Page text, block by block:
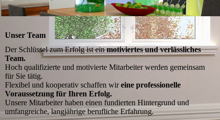
Unser Team
Der Schlüssel zum Erfolg ist einmotiviertes und verlässliches
Team.
Hoch qualifizierte und motivierte Mitarbeiter werden gemeinsam
für Sie tätig.
Flexibel und kooperativ schaffen wireine professionelle
Voraussetzung für Ihren Erfolg.
Unsere Mitarbeiter haben einen fundierten Hintergrund und
umfangreiche, langjährige berufliche Erfahrung.